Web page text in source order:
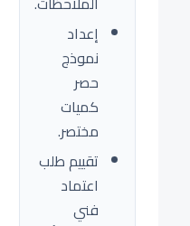
إعداد
نموذج
حصر
كميات
مختصر.
تقييم طلب
اعتماد
فني